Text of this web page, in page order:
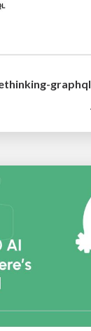
graphql